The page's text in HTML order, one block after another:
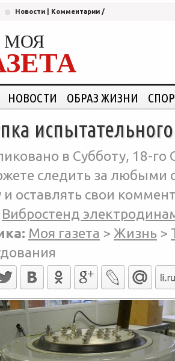
Новости Комментарии /
МОЯ
НОВОСТИ ОБРАЗ ЖИЗНИ
в Субботу, 18-го
следить за любыми
и оставлять свои
Вибростенд
Моя газета > Жизнь >